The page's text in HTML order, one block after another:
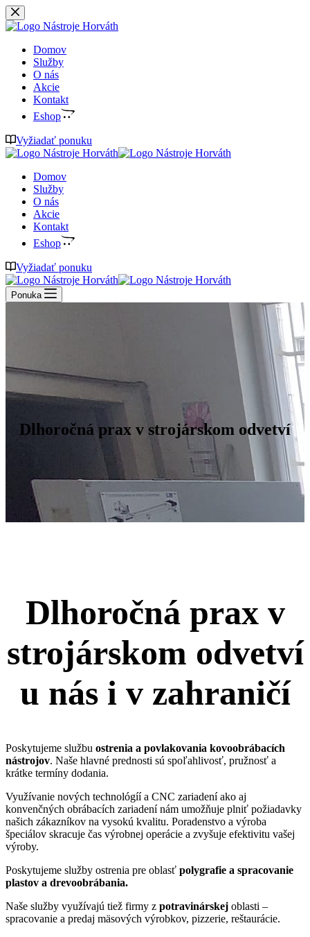
Preskočiť
na
obsah
Domov
Služby
O nás
Akcie
Kontakt
Eshop
Vyžiadať ponuku
Domov
Služby
O nás
Akcie
Kontakt
Eshop
Vyžiadať ponuku
Ponuka
Dlhoročná prax v strojárskom odvetví
Dlhoročná prax v
strojárskom odvetví
u nás i v zahraničí
Poskytujeme službu ostrenia a povlakovania kovoobrábacích
nástrojov. Naše hlavné prednosti sú spoľahlivosť, pružnosť a
krátke termíny dodania.
Využívanie nových technológíí a CNC zariadení ako aj
konvenčných obrábacích zariadení nám umožňuje plniť požiadavky
našich zákazníkov na vysokú kvalitu. Poradenstvo a výroba
špeciálov skracuje čas výrobnej operácie a zvyšuje efektivitu vašej
výroby.
Poskytujeme služby ostrenia pre oblasť polygrafie a spracovanie
plastov a drevoobrábania.
Naše služby využívajú tiež firmy z potravinárskej oblasti –
spracovanie a predaj mäsových výrobkov, pizzerie, reštaurácie.